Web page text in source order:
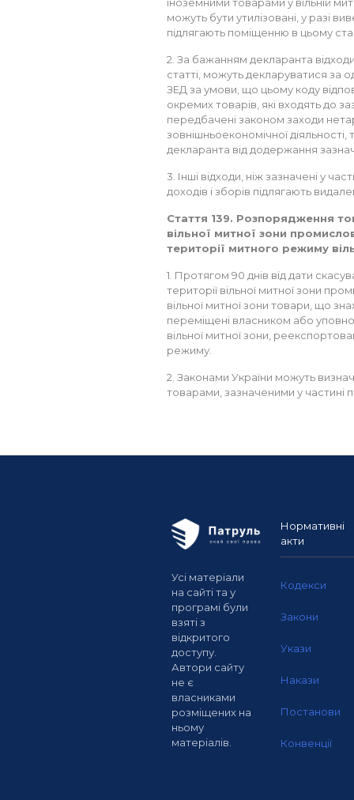
можуть бути утилізовані, у разі
підлягають поміщенню в цьому
2. За бажанням декларанта відходи
статті, можуть декларуватися за
ЗЕД за умови, що цьому коду
окремих товарів, які входять до
передбачені законом заходи
зовнішньоекономічної
декларанта від додержання
3. Інші відходи, ніж зазначені у
доходів і зборів підлягають
Стаття 139. Розпорядження
вільної митної зони
території митного режиму
1. Протягом 90 днів від дати
території вільної митної зони
вільної митної зони товари, що
переміщені власником або
вільної митної зони,
режиму.
2. Законами України можуть
товарами, зазначеними у частині
Усі матеріали
на сайті та у
програмі були
взяті з
відкритого
доступу.
Автори сайту
не є
власниками
розміщених на
ньому
матеріалів.
Нормативні
акти
Кодекси
Закони
Укази
Накази
Постанови
Конвенції